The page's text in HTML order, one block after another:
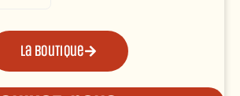
La boutique